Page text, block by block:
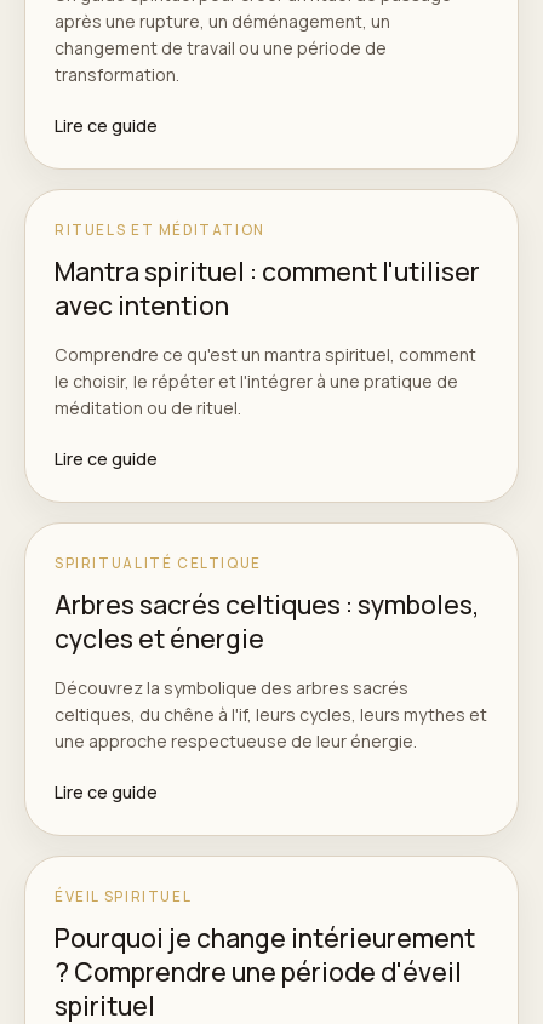
après une rupture, un déménagement, un
changement de travail ou une période de
transformation.
Lire ce guide
RITUELS ET MÉDITATION
Mantra spirituel : comment l'utiliser
avec intention
Comprendre ce qu'est un mantra spirituel, comment
le choisir, le répéter et l'intégrer à une pratique de
méditation ou de rituel.
Lire ce guide
SPIRITUALITÉ CELTIQUE
Arbres sacrés celtiques : symboles,
cycles et énergie
Découvrez la symbolique des arbres sacrés
celtiques, du chêne à l'if, leurs cycles, leurs mythes et
une approche respectueuse de leur énergie.
Lire ce guide
ÉVEIL SPIRITUEL
Pourquoi je change intérieurement
? Comprendre une période d'éveil
spirituel